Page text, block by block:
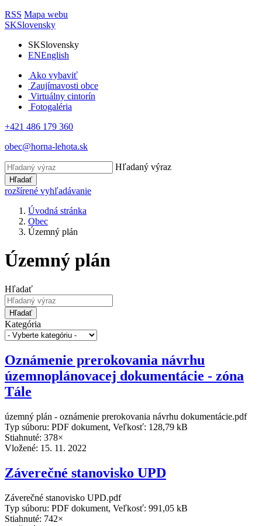
RSS Mapa webu
SKSlovensky
SKSlovensky
ENEnglish
Ako vybaviť
Zaujímavosti obce
Virtuálny cintorín
Fotogaléria
+421 486 179 360
obec@horna-lehota.sk
Hľadaný výraz
Hľadať
rozšírené vyhľadávanie
Úvodná stránka
Obec
Územný plán
Územný plán
Hľadať
Hľadať
Kategória
Oznámenie prerokovania návrhu
územnoplánovacej dokumentácie - zóna
Tále
územný plán - oznámenie prerokovania návrhu dokumentácie.pdf
Typ súboru: PDF dokument, Veľkosť: 128,79 kB
Stiahnuté: 378×
Vložené: 15. 11. 2022
Záverečné stanovisko UPD
Záverečné stanovisko UPD.pdf
Typ súboru: PDF dokument, Veľkosť: 991,05 kB
Stiahnuté: 742×